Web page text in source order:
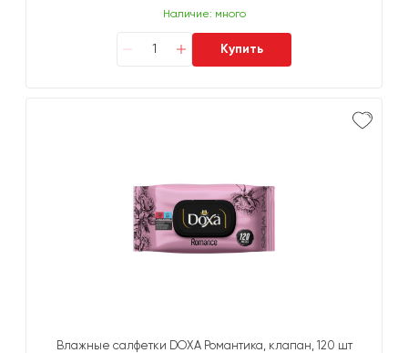
Наличие: много
Купить
Влажные салфетки DOXA Романтика, клапан, 120 шт